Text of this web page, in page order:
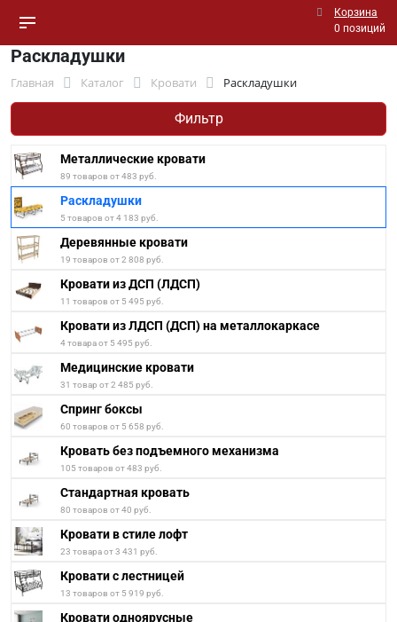
Корзина
0 позиций
Раскладушки
Главная Каталог Кровати Раскладушки
Фильтр
Металлические кровати
89 товаров от 483 руб.
Раскладушки
5 товаров от 4 183 руб.
Деревянные кровати
19 товаров от 2 808 руб.
Кровати из ДСП (ЛДСП)
11 товаров от 5 495 руб.
Кровати из ЛДСП (ДСП) на металлокаркасе
4 товара от 5 495 руб.
Медицинские кровати
31 товар от 2 485 руб.
Спринг боксы
60 товаров от 5 658 руб.
Кровать без подъемного механизма
105 товаров от 483 руб.
Стандартная кровать
80 товаров от 40 руб.
Кровати в стиле лофт
23 товара от 3 431 руб.
Кровати с лестницей
13 товаров от 5 919 руб.
Кровати одноярусные